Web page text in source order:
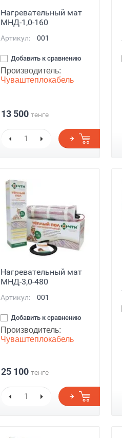
Нагревательный мат
МНД-1,0-160
Артикул: 001
Добавить к сравнению
Производитель:
Чуваштеплокабель
13 500 тенге
Нагревательный мат
МНД-3,0-480
Артикул: 001
Добавить к сравнению
Производитель:
Чуваштеплокабель
25 100 тенге